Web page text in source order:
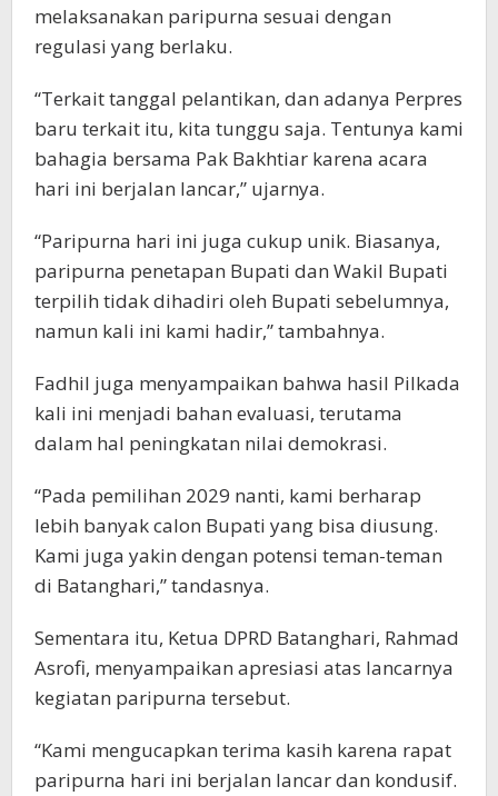
melaksanakan paripurna sesuai dengan
regulasi yang berlaku.
“Terkait tanggal pelantikan, dan adanya Perpres
baru terkait itu, kita tunggu saja. Tentunya kami
bahagia bersama Pak Bakhtiar karena acara
hari ini berjalan lancar,” ujarnya.
“Paripurna hari ini juga cukup unik. Biasanya,
paripurna penetapan Bupati dan Wakil Bupati
terpilih tidak dihadiri oleh Bupati sebelumnya,
namun kali ini kami hadir,” tambahnya.
Fadhil juga menyampaikan bahwa hasil Pilkada
kali ini menjadi bahan evaluasi, terutama
dalam hal peningkatan nilai demokrasi.
“Pada pemilihan 2029 nanti, kami berharap
lebih banyak calon Bupati yang bisa diusung.
Kami juga yakin dengan potensi teman-teman
di Batanghari,” tandasnya.
Sementara itu, Ketua DPRD Batanghari, Rahmad
Asrofi, menyampaikan apresiasi atas lancarnya
kegiatan paripurna tersebut.
“Kami mengucapkan terima kasih karena rapat
paripurna hari ini berjalan lancar dan kondusif.